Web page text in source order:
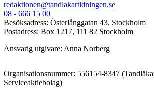
redaktionen@tandlakartidningen.se
08 - 666 15 00
Besöksadress: Österlånggatan 43, Stockholm
Postadress: Box 1217, 111 82 Stockholm
Ansvarig utgivare: Anna Norberg
Organisationsnummer: 556154-8347
Serviceaktiebolag)